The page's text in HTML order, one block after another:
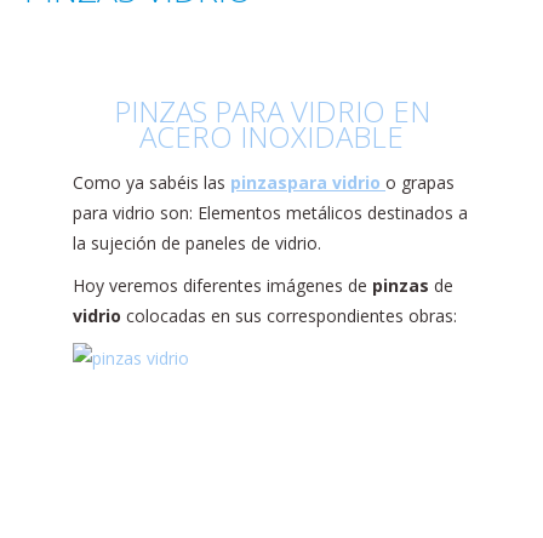
PINZAS PARA VIDRIO EN
ACERO INOXIDABLE
Como ya sabéis las pinzaspara vidrio o grapas
para vidrio son: Elementos metálicos destinados a
la sujeción de paneles de vidrio.
Hoy veremos diferentes imágenes de pinzas de
vidrio colocadas en sus correspondientes obras: